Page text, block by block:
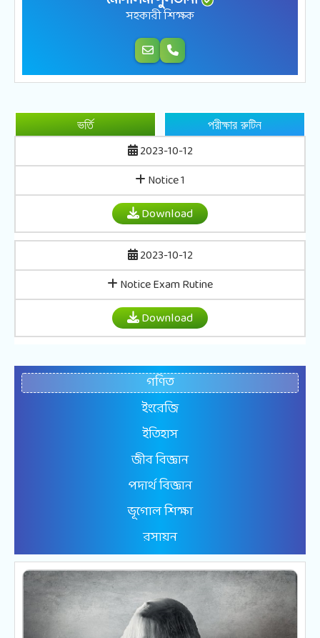
সহকারী শিক্ষক
ভর্তি পরীক্ষার রুটিন
2023-10-12
Notice 1
Download
2023-10-12
Notice Exam Rutine
Download
গণিত
ইংরেজি
ইতিহাস
জীব বিজ্ঞান
পদার্থ বিজ্ঞান
ভূগোল শিক্ষা
রসায়ন